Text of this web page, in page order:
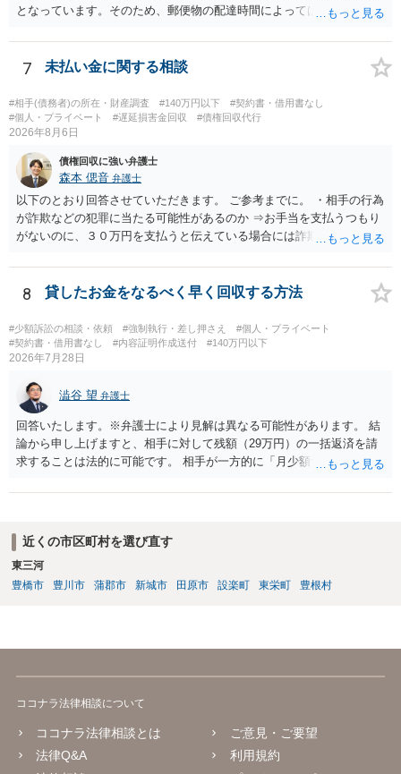
となっています。そのため、郵便物の配達時間によっては受け取りが
夜間の送達を上申するのが基本になりますが、感覚的には郵便局を動
かすには早すぎるので執行官送達を申し立てる必要があるかもしれま
い可能性もありますし、執行官送達には費用もかかりますので、まず
は裁判所へ相談した方がよいと思います。
7 未払い金に関する相談
#相手(債務者)の所在・財産調査 #140万円以下
#契約書・借用書なし
#個人・プライベート
#遅延損害金回収 #債権回収代行
2026年8月6日
債権回収に強い弁護士
森本 偲音 弁護士
以下のとおり回答させていただきます。 ご参考までに。 ・相手の行為
が詐欺などの犯罪に当たる可能性があるのか ⇒お手当を支払うつもり
がないのに、３０万円を支払うと伝えている場合には詐欺罪に該当す
段が取れるのか ⇒契約に基づく履行請求として３０万円を請求するこ
とが考えられますが、 パパ活の契約は、売春防止法に抵触する契約
条）となるため、相手方に請求できない可能性が高いです。 ・相手の
氏名や住所が分からない状態でも対応可能なのか ⇒訴訟等の裁判上の
手続を利用する場合には、原則として相手方の住所・氏名を把握して
いる必要があります。
8 貸したお金をなるべく早く回収する方法
#少額訴訟の相談・依頼 #強制執行・差し押さえ
#個人・プライベート
#契約書・借用書なし
#内容証明作成送付 #140万円以下
2026年7月28日
澁谷 望 弁護士
回答いたします。※弁護士により見解は異なる可能性があります。 結
論から申し上げますと、相手に対して残額（29万円）の一括返済を請
求することは法的に可能です。 相手が一方的に「月少額ずつ返す」と
は成立していません。当初の返済期日も過ぎているため、一括返済を
です。 分割拒否と一括請求の通知：PayPayのメッセージ等で「分割
払いには同意していないため、残額の一括払いを求める」旨を明確に
伝えます。 相手の本名・住所の確認：応じない場合に法的手段（少額
訴訟など）をとるには、相手の身元が必要です。分からない場合は、
近くの市区町村を選び直す
東三河
豊橋市
豊川市 蒲郡市 新城市 田原市 設楽町 東栄町 豊根村
ココナラ法律相談について
ココナラ法律相談とは
法律Q&A
ご意見・ご要望
利用規約